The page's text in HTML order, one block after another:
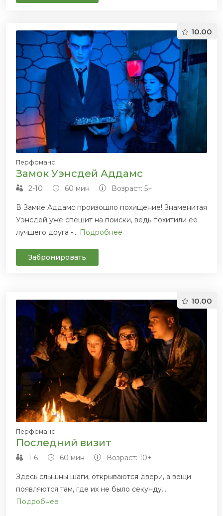
10.00
Перфоманс
Замок Уэнсдей Аддамс
2-10 60 мин Возраст: 5+
В Замке Аддамс произошло похищение! Знаменитая
Уэнсдей уже спешит на поиски, ведь похитили ее
лучшего друга -... Подробнее
Забронировать
10.00
Перфоманс
Последний визит
1-6 60 мин Возраст: 10+
Здесь слышны шаги, открываются двери, а вещи
появляются там, где их не было секунду...
Подробнее